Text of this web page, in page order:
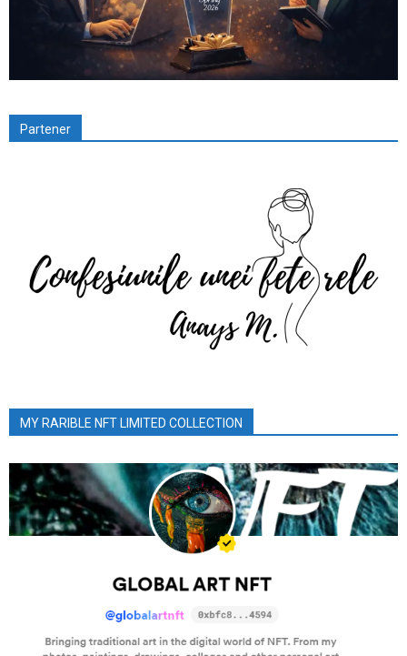
Partener
MY RARIBLE NFT LIMITED COLLECTION